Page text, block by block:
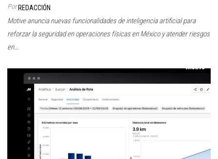
Por REDACCIÓN
Motive anuncia nuevas funcionalidades de inteligencia artificial para
reforzar la seguridad en operaciones físicas en México y atender riesgos
en…